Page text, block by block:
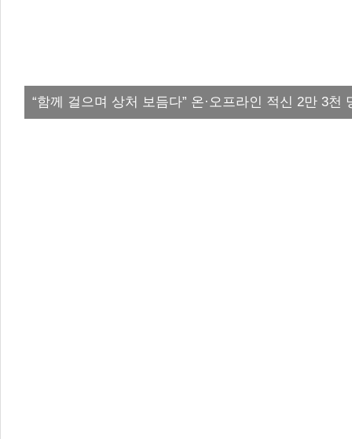
“함께 걸으며 상처 보듬다” 온·오프라인 적신 2만 3천